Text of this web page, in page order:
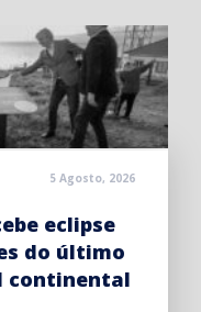
5 Agosto, 2026
eclipse
do último
continental